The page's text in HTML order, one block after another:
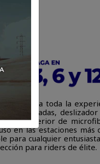
encapsula toda la
contorneadas,
superior de
en las estaciones más
para cualquier
para riders de élite.